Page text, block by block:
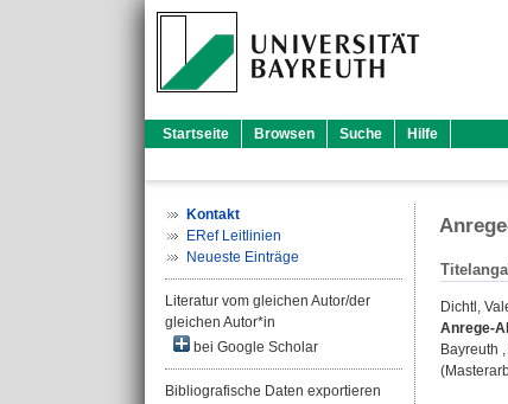
Startseite Browsen Suche Hilfe
Kontakt
ERef Leitlinien
Neueste Einträge
Literatur vom gleichen Autor/der
gleichen Autor*in
bei Google Scholar
Bibliografische Daten exportieren
Dichtl,
Anrege-
Bayreuth